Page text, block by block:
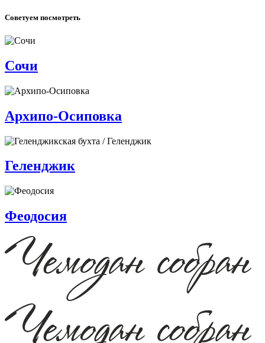
Советуем посмотреть
Сочи
Архипо-Осиповка
Геленджик
Феодосия